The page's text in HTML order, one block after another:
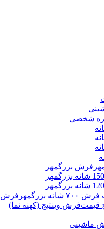
شخصی
فرش بزرگمهر
فرش 700 شانه بزرگمهر
فرش وینتیج (کهنه نما)
ماشینی